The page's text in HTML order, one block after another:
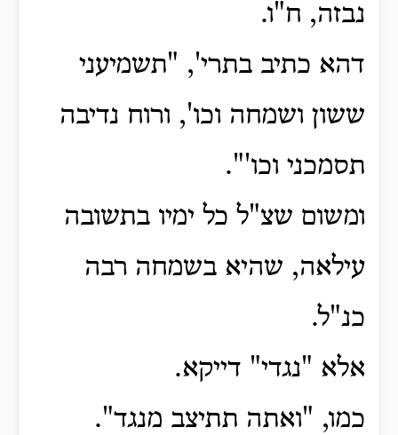
נבזה, ח"ו.
דהא כתיב בתרי', "תשמיעני
ששון ושמחה וכו', ורוח נדיבה
תסמכני וכו'".
ומשום שצ"ל כל ימיו בתשובה
עילאה, שהיא בשמחה רבה
כנ"ל.
אלא "נגדי" דייקא.
כמו, "ואתה תתיצב מנגד".